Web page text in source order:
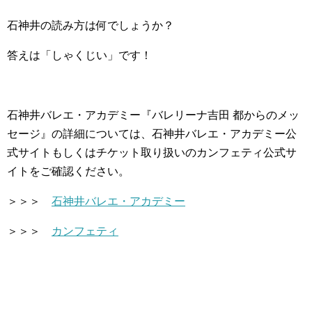
石神井の読み方は何でしょうか？
答えは「しゃくじい」です！
石神井バレエ・アカデミー『バレリーナ吉田 都からのメッ
セージ』の詳細については、石神井バレエ・アカデミー公
式サイトもしくはチケット取り扱いのカンフェティ公式サ
イトをご確認ください。
＞＞＞ 石神井バレエ・アカデミー
＞＞＞ カンフェティ